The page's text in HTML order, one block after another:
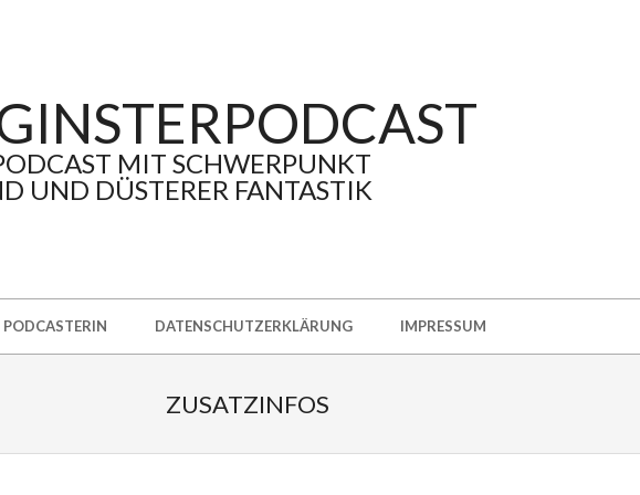
MIT SCHWERPUNKT
UND DÜSTERER FANTASTIK
PODCASTERIN DATENSCHUTZERKLÄRUNG IMPRESSUM
ZUSATZINFOS